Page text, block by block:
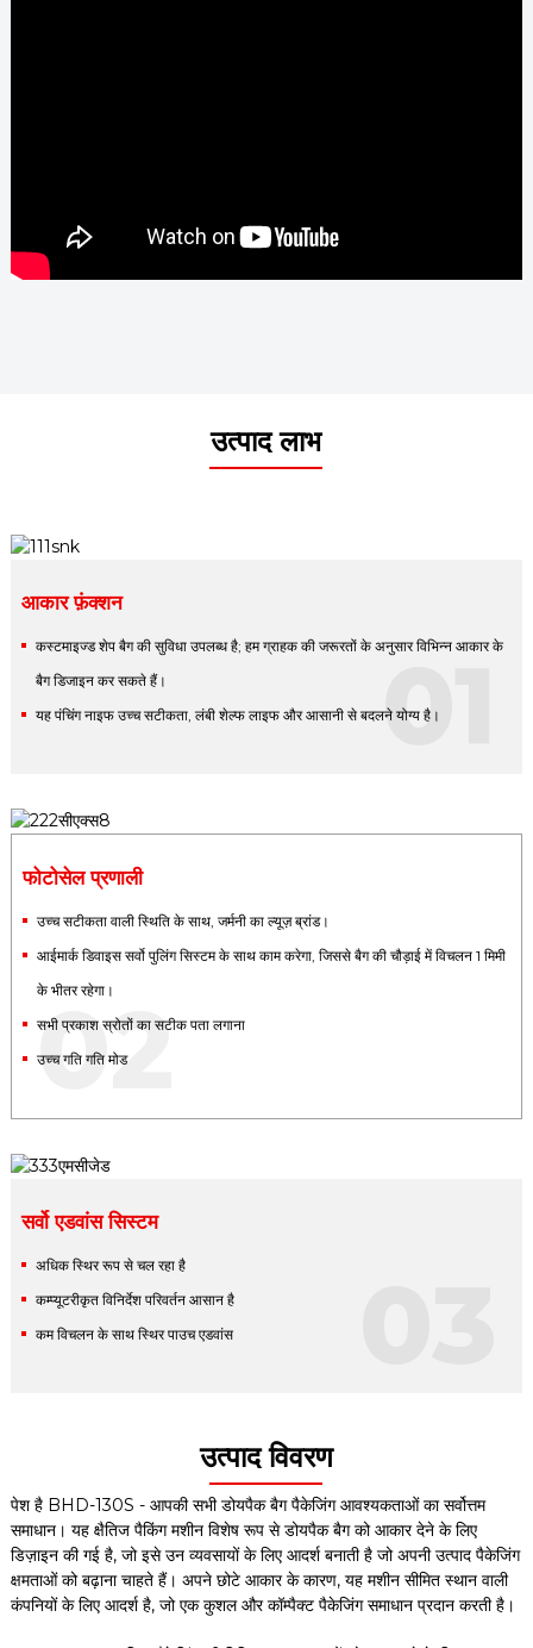
उत्पाद लाभ
आकार फ़ंक्शन
कस्टमाइज्ड शेप बैग की सुविधा उपलब्ध है; हम ग्राहक की जरूरतों के अनुसार विभिन्न आकार के
बैग डिजाइन कर सकते हैं।
यह पंचिंग नाइफ उच्च सटीकता, लंबी शेल्फ लाइफ और आसानी से बदलने योग्य है।
01
फोटोसेल प्रणाली
उच्च सटीकता वाली स्थिति के साथ, जर्मनी का ल्यूज़ ब्रांड।
आईमार्क डिवाइस सर्वो पुलिंग सिस्टम के साथ काम करेगा, जिससे बैग की चौड़ाई में विचलन 1 मिमी
के भीतर रहेगा।
सभी प्रकाश स्रोतों का सटीक पता लगाना
उच्च गति गति मोड
02
सर्वो एडवांस सिस्टम
अधिक स्थिर रूप से चल रहा है
कम्प्यूटरीकृत विनिर्देश परिवर्तन आसान है
कम विचलन के साथ स्थिर पाउच एडवांस
उत्पाद विवरण
पेश है BHD-130S - आपकी सभी डोयपैक बैग पैकेजिंग आवश्यकताओं का सर्वोत्तम
समाधान। यह क्षैतिज पैकिंग मशीन विशेष रूप से डोयपैक बैग को आकार देने के लिए
डिज़ाइन की गई है, जो इसे उन व्यवसायों के लिए आदर्श बनाती है जो अपनी उत्पाद पैकेजिंग
क्षमताओं को बढ़ाना चाहते हैं। अपने छोटे आकार के कारण, यह मशीन सीमित स्थान वाली
कंपनियों के लिए आदर्श है, जो एक कुशल और कॉम्पैक्ट पैकेजिंग समाधान प्रदान करती है।